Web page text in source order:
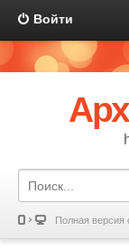
Войти
Полная версия